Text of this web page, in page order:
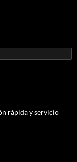
rápida y servicio